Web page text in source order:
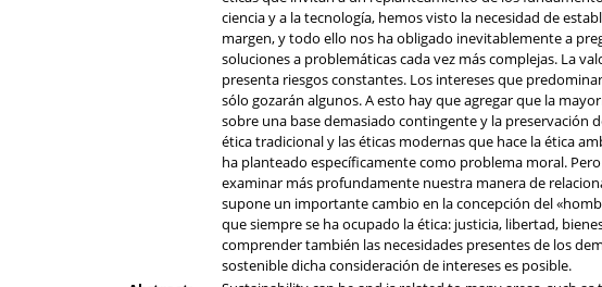
ciencia y a la tecnología, hemos visto la necesidad de
margen, y todo ello nos ha obligado inevitablemente a
soluciones a problemáticas cada vez más complejas. La
presenta riesgos constantes. Los intereses que
sólo gozarán algunos. A esto hay que agregar que la
sobre una base demasiado contingente y la preservación
ética tradicional y las éticas modernas que hace la ética
ha planteado específicamente como problema moral.
examinar más profundamente nuestra manera de
supone un importante cambio en la concepción del
que siempre se ha ocupado la ética: justicia, libertad,
comprender también las necesidades presentes de los
sostenible dicha consideración de intereses es posible.